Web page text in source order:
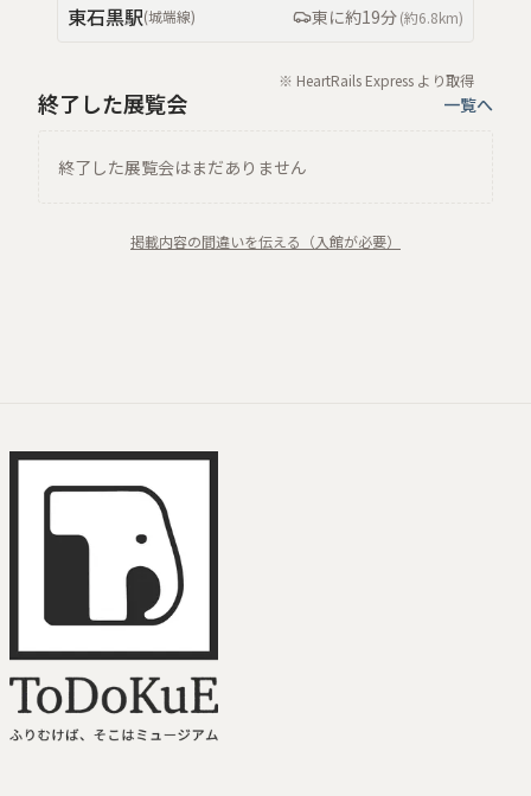
東石黒駅(城端線) 東に約19分(約6.8km)
※ HeartRails Express より取得
終了した展覧会 一覧へ
終了した展覧会はまだありません
掲載内容の間違いを伝える（入館が必要）